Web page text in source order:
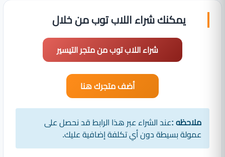
يمكنك شراء اللاب توب من خلال
شراء اللاب توب من متجر التيسير
أضف متجرك هنا
ملاحظه :عند الشراء عبر هذا الرابط قد نحصل على
عمولة بسيطة دون أي تكلفة إضافية عليك.